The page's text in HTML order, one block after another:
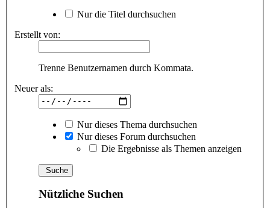
Nur die Titel durchsuchen
Erstellt von:
Trenne Benutzernamen durch Kommata.
Neuer als:
Nur dieses Thema durchsuchen
Nur dieses Forum durchsuchen
Die Ergebnisse als Themen anzeigen
Nützliche Suchen